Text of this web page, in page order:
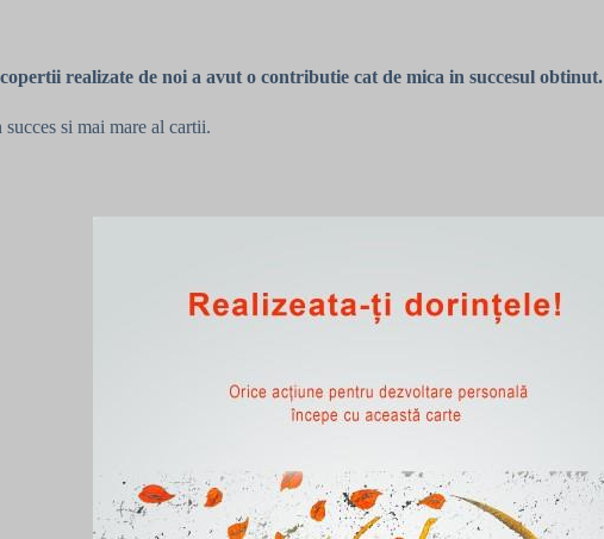
realizate de noi a avut o contributie cat de mica in succesul obtinut.
si mai mare al cartii.